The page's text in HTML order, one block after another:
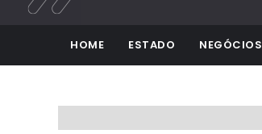
HOME ESTADO NEGÓCIOS